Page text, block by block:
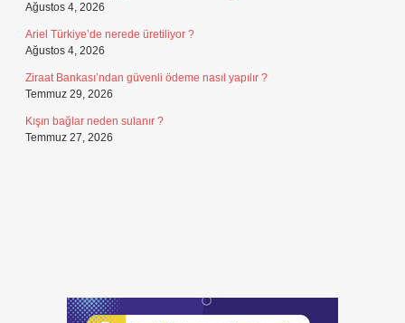
Ağustos 4, 2026
Ariel Türkiye’de nerede üretiliyor ?
Ağustos 4, 2026
Ziraat Bankası’ndan güvenli ödeme nasıl yapılır ?
Temmuz 29, 2026
Kışın bağlar neden sulanır ?
Temmuz 27, 2026